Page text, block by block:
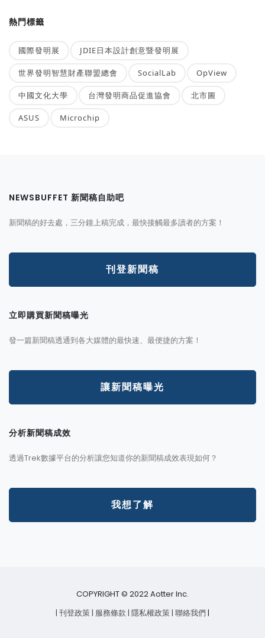
熱門標籤
國際發明展 JDIE日本設計創意暨發明展
世界發明智慧財產聯盟總會 SocialLab OpView
中國文化大學 台灣發明商品促進協會 北市圖
ASUS Microchip
NEWSBUFFET 新聞稿自助吧
新聞稿的好去處，三分鐘上稿完成，最快接觸最多讀者的方案！
刊登新聞稿
立即購買新聞稿曝光
發一篇新聞稿透通到各大媒體的最快速、最便捷的方案！
讓新聞稿曝光
分析新聞稿成效
透過Trek數據平台的分析讓您知道你的新聞稿成效表現如何？
我想了解
COPYRIGHT © 2022 Aotter Inc.
| 刊登政策| 服務條款| 隱私權政策| 聯絡我們 |